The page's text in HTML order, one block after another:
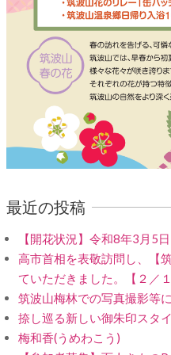
最近の投稿
【開花状況】令和8年3月5
高市首相を表敬訪問し、【
ていただきました。【２／１
筑波山梅林での写真撮影等
捺し巡る新しい御朱印スタ
梅和香(うめわこう)